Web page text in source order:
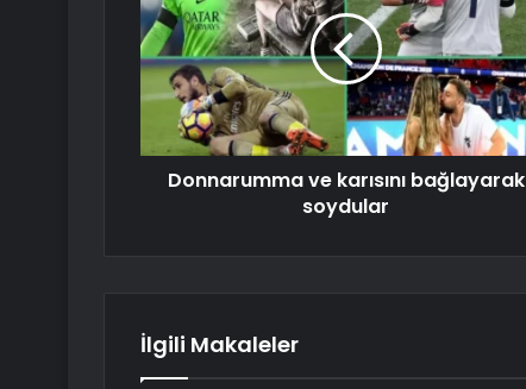
Donnarumma ve karısını bağlayarak
soydular
İlgili Makaleler